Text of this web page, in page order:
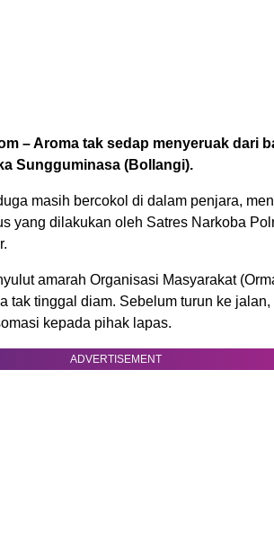
– Aroma tak sedap menyeruak dari
Sungguminasa (Bollangi).
masih bercokol di dalam penjara,
yang dilakukan oleh Satres Narkoba
amarah Organisasi Masyarakat
tak tinggal diam. Sebelum turun ke
kepada pihak lapas.
ADVERTISEMENT